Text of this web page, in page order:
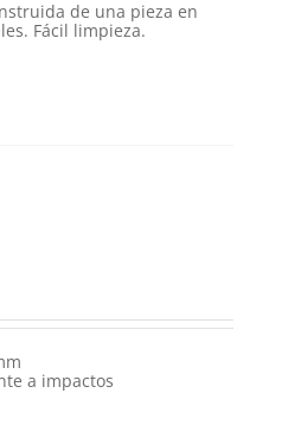
de una pieza en
Fácil limpieza.
a impactos